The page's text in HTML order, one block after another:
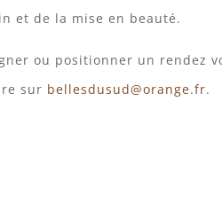
et de la mise en beauté.
ou positionner un rendez
sur bellesdusud@orange.fr.